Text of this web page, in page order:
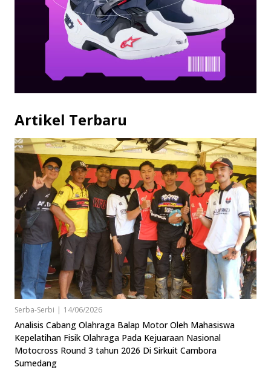
Artikel Terbaru
Serba-Serbi | 14/06/2026
Analisis Cabang Olahraga Balap Motor Oleh Mahasiswa
Kepelatihan Fisik Olahraga Pada Kejuaraan Nasional
Motocross Round 3 tahun 2026 Di Sirkuit Cambora
Sumedang